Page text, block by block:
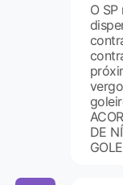
O
DE